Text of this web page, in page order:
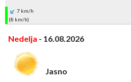
7 km/h
(8 km/h)
Nedelja - 16.08.2026
Jasno